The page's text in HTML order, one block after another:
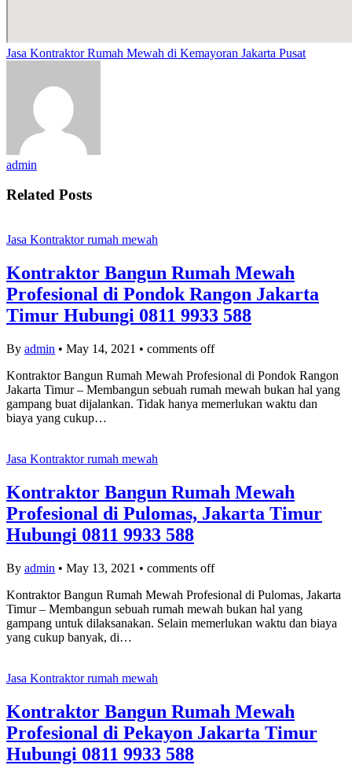
Jasa Kontraktor Rumah Mewah di Kemayoran Jakarta Pusat
admin
Related Posts
Jasa Kontraktor rumah mewah
Kontraktor Bangun Rumah Mewah
Profesional di Pondok Rangon Jakarta
Timur Hubungi 0811 9933 588
By admin • May 14, 2021 • comments off
Kontraktor Bangun Rumah Mewah Profesional di Pondok Rangon
Jakarta Timur – Membangun sebuah rumah mewah bukan hal yang
gampang buat dijalankan. Tidak hanya memerlukan waktu dan
biaya yang cukup…
Jasa Kontraktor rumah mewah
Kontraktor Bangun Rumah Mewah
Profesional di Pulomas, Jakarta Timur
Hubungi 0811 9933 588
By admin • May 13, 2021 • comments off
Kontraktor Bangun Rumah Mewah Profesional di Pulomas, Jakarta
Timur – Membangun sebuah rumah mewah bukan hal yang
gampang untuk dilaksanakan. Selain memerlukan waktu dan biaya
yang cukup banyak, di…
Jasa Kontraktor rumah mewah
Kontraktor Bangun Rumah Mewah
Profesional di Pekayon Jakarta Timur
Hubungi 0811 9933 588